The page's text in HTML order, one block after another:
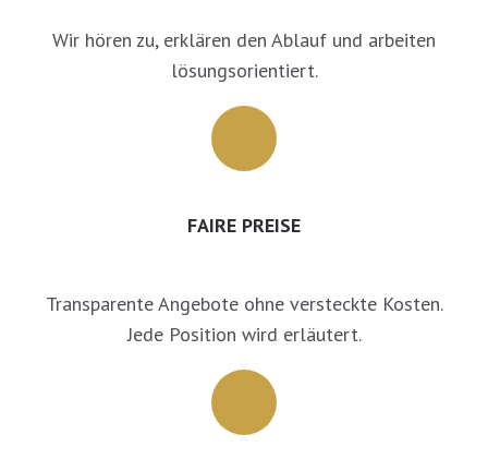
Wir hören zu, erklären den Ablauf und arbeiten
lösungsorientiert.
FAIRE PREISE
Transparente Angebote ohne versteckte Kosten.
Jede Position wird erläutert.